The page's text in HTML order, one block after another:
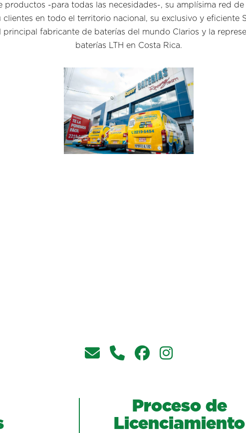
-para todas las necesidades-, su amplísima red de
clientes en todo el territorio nacional, su exclusivo y eficiente
principal fabricante de baterías del mundo Clarios y la
baterías LTH en Costa Rica.
Proceso de
Licenciamiento